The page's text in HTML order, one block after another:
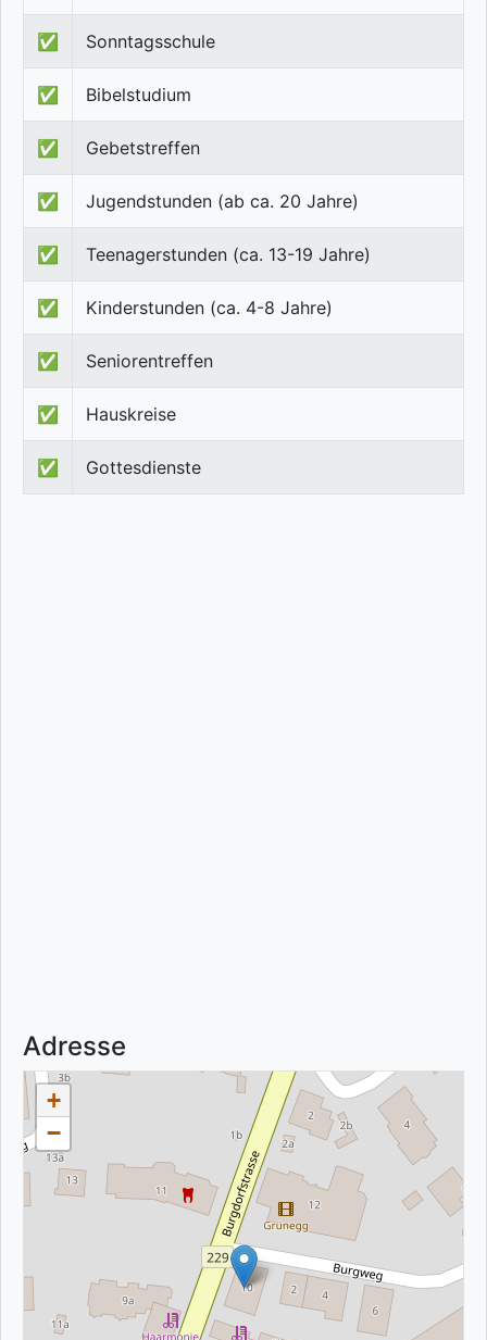
✅ Sonntagsschule
✅ Bibelstudium
✅ Gebetstreffen
✅ Jugendstunden (ab ca. 20 Jahre)
✅ Teenagerstunden (ca. 13-19 Jahre)
✅ Kinderstunden (ca. 4-8 Jahre)
✅ Seniorentreffen
✅ Hauskreise
✅ Gottesdienste
Adresse
+
−